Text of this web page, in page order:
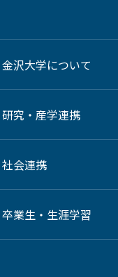
金沢大学について
研究・産学連携
社会連携
卒業生・生涯学習